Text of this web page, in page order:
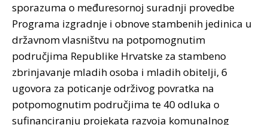
sporazuma o međuresornoj suradnji provedbe
Programa izgradnje i obnove stambenih jedinica u
državnom vlasništvu na potpomognutim
područjima Republike Hrvatske za stambeno
zbrinjavanje mladih osoba i mladih obitelji, 6
ugovora za poticanje održivog povratka na
potpomognutim područjima te 40 odluka o
sufinanciranju projekata razvoja komunalnog